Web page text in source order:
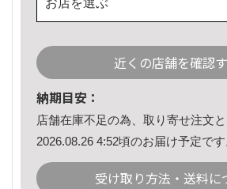
近くの店舗を確認
納期目安：
店舗在庫不足の為、取り寄せ注文と
2026.08.26 4:52頃のお届け予定です
受け取り方法・送料に